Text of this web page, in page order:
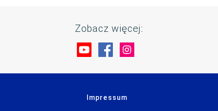
Zobacz więcej:
Odwiedź nas na YouTube
Odwiedź nas na
Impressum